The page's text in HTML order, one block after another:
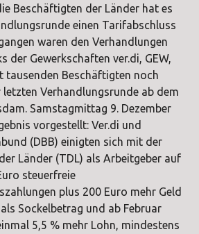
Beschäftigten der Länder hat es
einen Tarifabschluss
waren den Verhandlungen
der Gewerkschaften ver.di, GEW,
tausenden Beschäftigten noch
Verhandlungsrunde ab dem
Samstagmittag 9. Dezember
vorgestellt: Ver.di und
(DBB) einigten sich mit der
Länder (TDL) als Arbeitgeber auf
steuerfreie
plus 200 Euro mehr Geld
Sockelbetrag und ab Februar
5,5 % mehr Lohn, mindestens